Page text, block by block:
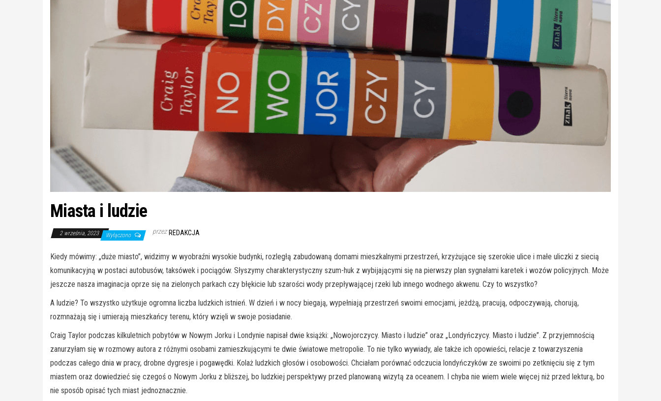
Miasta i ludzie
2 września, 2023 Wyłączono przez REDAKCJA
Kiedy mówimy: „duże miasto”, widzimy w wyobraźni wysokie budynki, rozległą zabudowaną domami mieszkalnymi przestrzeń, krzyżujące się szerokie ulice i małe uliczki z siecią
komunikacyjną w postaci autobusów, taksówek i pociągów. Słyszymy charakterystyczny szum-huk z wybijającymi się na pierwszy plan sygnałami karetek i wozów policyjnych. Może
jeszcze nasza imaginacja oprze się na zielonych parkach czy błękicie lub szarości wody przepływającej rzeki lub innego wodnego akwenu. Czy to wszystko?
A ludzie? To wszystko użytkuje ogromna liczba ludzkich istnień. W dzień i w nocy biegają, wypełniają przestrzeń swoimi emocjami, jeżdżą, pracują, odpoczywają, chorują,
rozmnażają się i umierają mieszkańcy terenu, który wzięli w swoje posiadanie.
Craig Taylor podczas kilkuletnich pobytów w Nowym Jorku i Londynie napisał dwie książki: „Nowojorczycy. Miasto i ludzie” oraz „Londyńczycy. Miasto i ludzie”. Z przyjemnością
zanurzyłam się w rozmowy autora z różnymi osobami zamieszkującymi te dwie światowe metropolie. To nie tylko wywiady, ale także ich opowieści, relacje z towarzyszenia
podczas całego dnia w pracy, drobne dygresje i pogawędki. Kolaż ludzkich głosów i osobowości. Chciałam porównać odczucia londyńczyków ze swoimi po zetknięciu się z tym
miastem oraz dowiedzieć się czegoś o Nowym Jorku z bliższej, bo ludzkiej perspektywy przed planowaną wizytą za oceanem. I chyba nie wiem wiele więcej niż przed lekturą, bo
nie sposób opisać tych miast jednoznacznie.